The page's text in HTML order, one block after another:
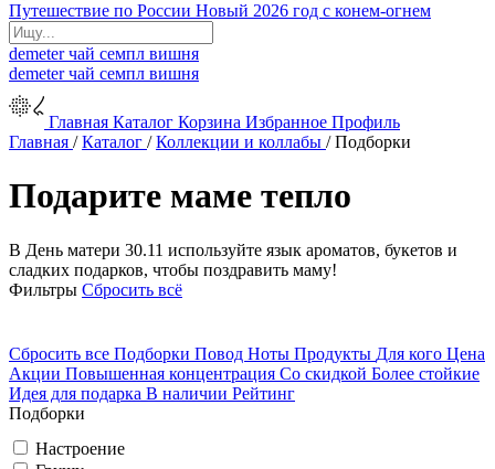
Путешествие по России Новый 2026 год с конем-огнем
demeterчай семпл вишня
demeterчай семпл вишня
Главная Каталог Корзина Избранное Профиль
Главная /Каталог /Коллекции и коллабы /Подборки
Подарите маме тепло
В День матери 30.11 используйте язык ароматов, букетов и
сладких подарков, чтобы поздравить маму!
Фильтры Сбросить всё
Сбросить все Подборки Повод Ноты Продукты Для кого Цена
Акции Повышенная концентрация Со скидкой Более стойкие
Идея для подарка В наличии Рейтинг
Подборки
Настроение